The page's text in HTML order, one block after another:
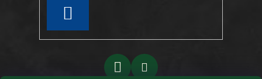
SE